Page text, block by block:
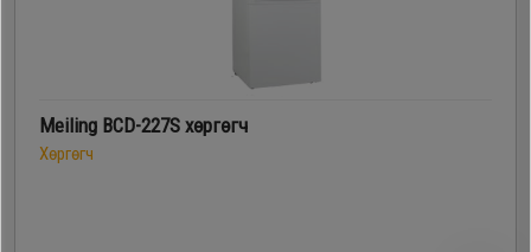
Meiling BCD-227S хөргөгч
Хөргөгч